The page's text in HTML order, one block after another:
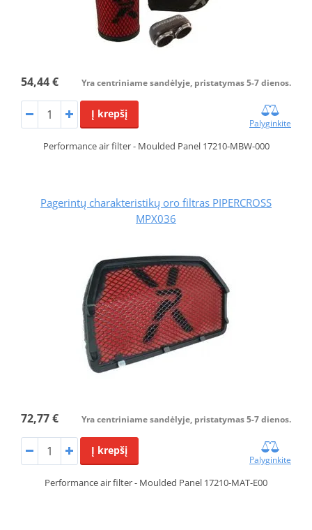
54,44 € Yra centriniame sandėlyje, pristatymas 5-7 dienos.
Į krepšį
Palyginkite
Performance air filter - Moulded Panel 17210-MBW-000
Pagerintų charakteristikų oro filtras PIPERCROSS
MPX036
72,77 € Yra centriniame sandėlyje, pristatymas 5-7 dienos.
Į krepšį
Palyginkite
Performance air filter - Moulded Panel 17210-MAT-E00